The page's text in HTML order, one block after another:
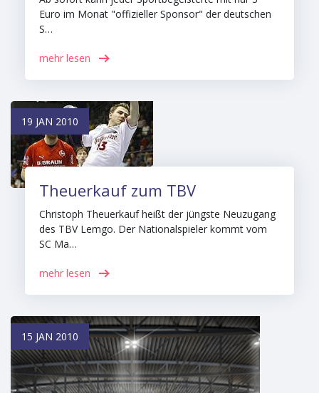
Euro im Monat "offizieller Sponsor" der deutschen
S…
mehr lesen
19 JAN 2010
Theuerkauf zum TBV
Christoph Theuerkauf heißt der jüngste Neuzugang
des TBV Lemgo. Der Nationalspieler kommt vom
SC Ma…
mehr lesen
15 JAN 2010